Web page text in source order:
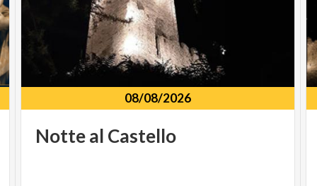
08/08/2026
Notteal Castello